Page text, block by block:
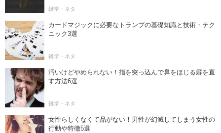
雑学・ネタ
カードマジックに必要なトランプの基礎知識と技術・テク
ニック3選
雑学・ネタ
汚いけどやめられない！指を突っ込んで鼻をほじる癖を直
す方法6選
雑学・ネタ
女性らしくなくて品がない！男性が幻滅してしまう女性の
行動や特徴5選